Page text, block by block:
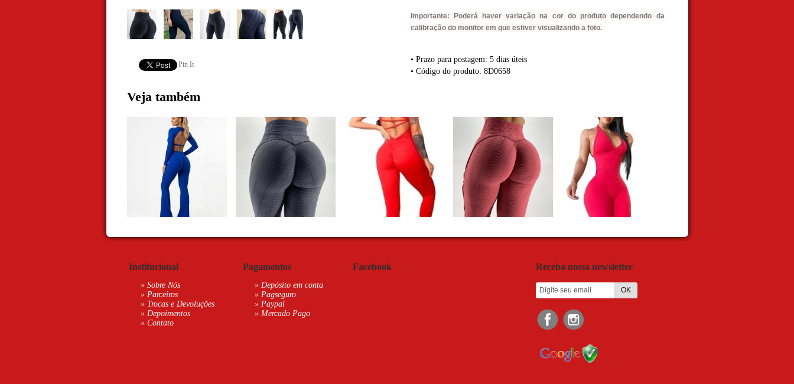
Pin It
Importante: Poderá haver variação na cor do produto dependendo da
calibração do monitor em que estiver visualizando a foto.
• Prazo para postagem: 5 dias úteis
• Código do produto: 8D0658
Veja também
Institucional
» Sobre Nós
» Parceiros
» Trocas e Devoluções
» Depoimentos
» Contato
Pagamentos
» Depósito em conta
» Pagseguro
» Paypal
» Mercado Pago
Facebook Receba nossa newsletter